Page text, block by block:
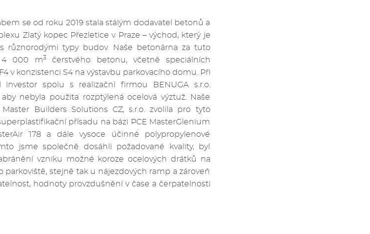
se od roku 2019 stala stálým dodavatel betonů a
Zlatý kopec Přezletice v Praze – východ, který je
různorodými typy budov. Naše betonárna za tuto
4 000 m3
čerstvého betonu, včetně speciálních
v konzistenci S4 na výstavbu parkovacího domu. Při
spolu s realizační firmou BENUGA s.r.o.
nebyla použita rozptýlená ocelová výztuž. Naše
Builders Solutions CZ, s.r.o. zvolila pro tyto
přísadu na bázi PCE MasterGlenium
178 a dále vysoce účinné polypropylenové
jsme společně dosáhli požadované kvality, byl
vzniku možné koroze ocelových drátků na
stejně tak u nájezdových ramp a zároveň
hodnoty provzdušnění v čase a čerpatelnosti